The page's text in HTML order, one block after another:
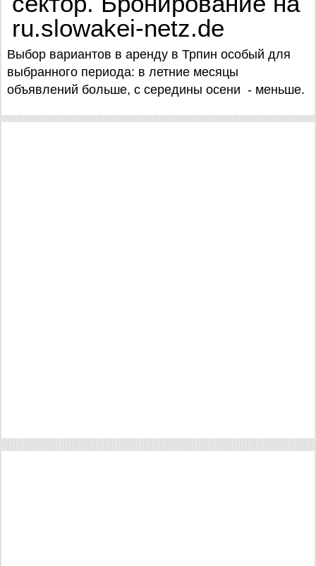
ru.slowakei-netz.de
Выбор вариантов в аренду в Трпин особый для
выбранного периода: в летние месяцы
объявлений больше, с середины осени - меньше.